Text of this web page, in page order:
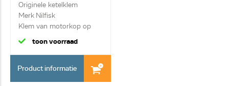
Originele ketelklem
Merk Nilfisk
Klem van motorkop op
ke...
toon voorraad
Product informatie